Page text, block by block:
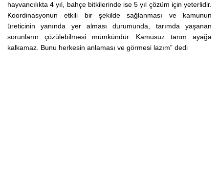
hayvancılıkta 4 yıl, bahçe bitkilerinde ise 5 yıl çözüm için yeterlidir.
Koordinasyonun etkili bir şekilde sağlanması ve kamunun
üreticinin yanında yer alması durumunda, tarımda yaşanan
sorunların çözülebilmesi mümkündür. Kamusuz tarım ayağa
kalkamaz. Bunu herkesin anlaması ve görmesi lazım” dedi